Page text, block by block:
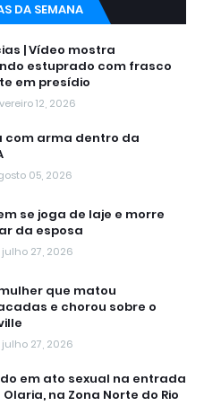
DA SEMANA
| Vídeo mostra
estuprado com frasco
em presídio
12, 2026
com arma dentro da
05, 2026
se joga de laje e morre
da esposa
27, 2026
que matou
e chorou sobre o
27, 2026
em ato sexual na entrada
na Zona Norte do Rio